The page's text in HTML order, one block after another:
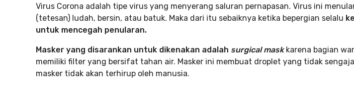
Virus Corona adalah tipe virus yang menyerang saluran pernapasan. Virus ini
(tetesan) ludah, bersin, atau batuk. Maka dari itu sebaiknya ketika bepergian selalu
untuk mencegah penularan.
Masker yang disarankan untuk dikenakan adalah surgical maskkarena bagian
memiliki filter yang bersifat tahan air. Masker ini membuat droplet yang tidak
masker tidak akan terhirup oleh manusia.